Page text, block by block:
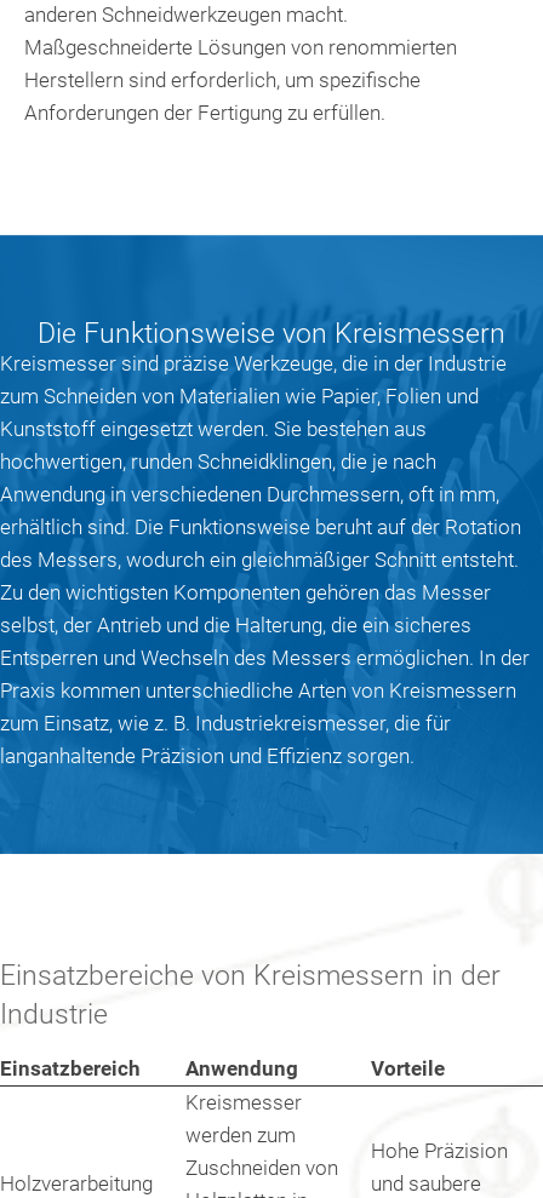
anderen Schneidwerkzeugen macht.
Maßgeschneiderte Lösungen von renommierten
Herstellern sind erforderlich, um spezifische
Anforderungen der Fertigung zu erfüllen.
Die Funktionsweise von Kreismessern
Kreismesser sind präzise Werkzeuge, die in der Industrie
zum Schneiden von Materialien wie Papier, Folien und
Kunststoff eingesetzt werden. Sie bestehen aus
hochwertigen, runden Schneidklingen, die je nach
Anwendung in verschiedenen Durchmessern, oft in mm,
erhältlich sind. Die Funktionsweise beruht auf der Rotation
des Messers, wodurch ein gleichmäßiger Schnitt entsteht.
Zu den wichtigsten Komponenten gehören das Messer
selbst, der Antrieb und die Halterung, die ein sicheres
Entsperren und Wechseln des Messers ermöglichen. In der
Praxis kommen unterschiedliche Arten von Kreismessern
zum Einsatz, wie z. B. Industriekreismesser, die für
langanhaltende Präzision und Effizienz sorgen.
Einsatzbereiche von Kreismessern in der
Industrie
Einsatzbereich Anwendung Vorteile
Holzverarbeitung
Kreismesser
werden zum
Zuschneiden von
Hohe Präzision
und saubere